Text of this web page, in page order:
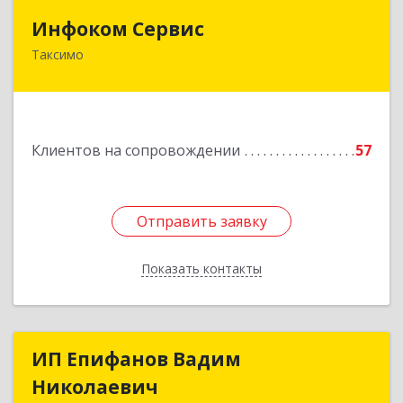
Инфоком Сервис
Таксимо
Клиентов на сопровождении 57
Отправить заявку
Показать контакты
671560, Республика Бурятия, Муйский р-н, пгт.
Отправить заявку
Назад
ИП Епифанов Вадим
Николаевич
ИП Епифанов Вадим